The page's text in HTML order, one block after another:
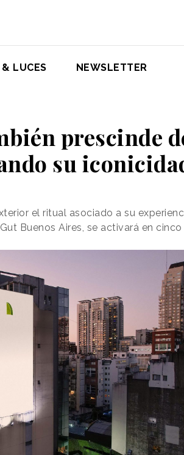
LUCES NEWSLETTER
prescinde
su
el ritual asociado a su
Buenos Aires, se activará en